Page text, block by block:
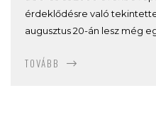
érdeklődésre való
augusztus 20-án lesz még
TOVÁBB